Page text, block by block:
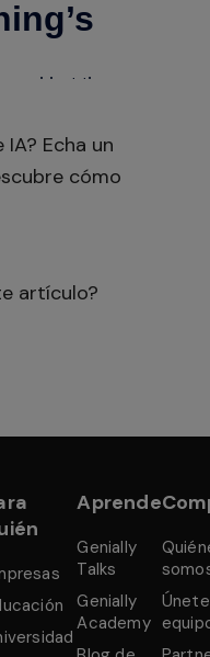
Echa un
cómo
artículo?
Aprende
Genially
Talks
Genially
Academy